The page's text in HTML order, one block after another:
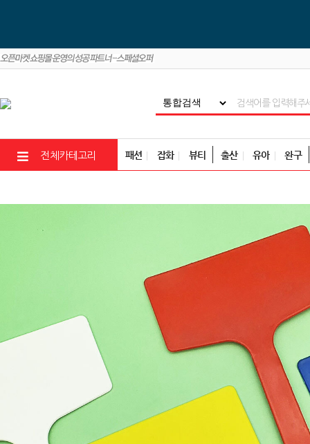
전체카테고리 패션 잡화 뷰티 출산 유아 완구